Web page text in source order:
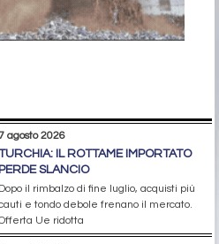
agosto 2026
IL ROTTAME IMPORTATO
PERDE SLANCIO
Dopo il rimbalzo di fine luglio, acquisti più
e tondo debole frenano il mercato.
Ue ridotta